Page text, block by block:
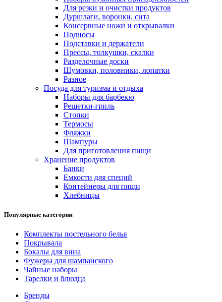
Для резки и очистки продуктов
Дуршлаги, воронки, сита
Консервные ножи и открывалки
Подносы
Подставки и держатели
Прессы, толкушки, скалки
Разделочные доски
Шумовки, половники, лопатки
Разное
Посуда для туризма и отдыха
Наборы для барбекю
Решетки-гриль
Стопки
Термосы
Фляжки
Шампуры
Для приготовления пищи
Хранение продуктов
Банки
Емкости для специй
Контейнеры для пищи
Хлебницы
Популярные категории
Комплекты постельного белья
Покрывала
Бокалы для вина
Фужеры для шампанского
Чайные наборы
Тарелки и блюдца
Бренды